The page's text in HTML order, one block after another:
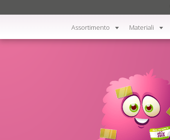
Assortimento Materiali